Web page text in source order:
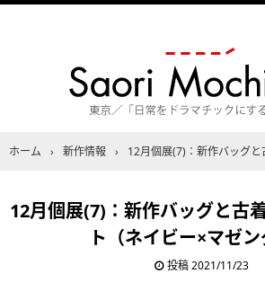
ホーム › 新作情報 › 12月個展(7)：新作バッグ
12月個展(7)：新作バッグと古
ト（ネイビー×マゼン
投稿2021/11/23